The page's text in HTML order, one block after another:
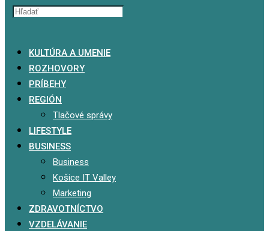
KULTÚRA A UMENIE
ROZHOVORY
PRÍBEHY
REGIÓN
Tlačové správy
LIFESTYLE
BUSINESS
Business
Košice IT Valley
Marketing
ZDRAVOTNÍCTVO
VZDELÁVANIE